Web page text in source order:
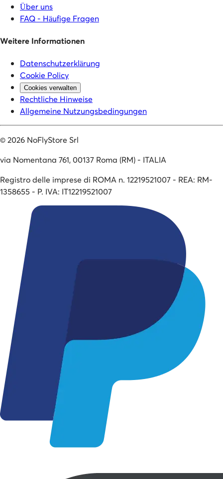
Über uns
FAQ - Häufige Fragen
Weitere Informationen
Datenschutzerklärung
Cookie Policy
Cookies verwalten
Rechtliche Hinweise
Allgemeine Nutzungsbedingungen
©2026 NoFlyStore Srl
via Nomentana 761, 00137 Roma (RM) - ITALIA
Registro delle imprese di ROMA n. 12219521007 - REA: RM-
1358655 - P. IVA: IT12219521007